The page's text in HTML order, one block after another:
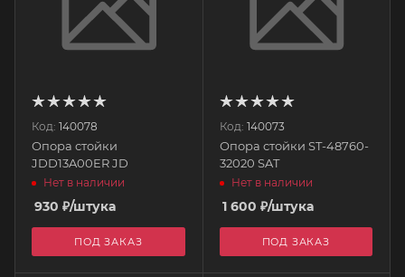
Код: 140078
Опора стойки
JDD13A00ER JD
Нет в наличии
930 ₽/штука
ПОД ЗАКАЗ
Код: 140073
Опора стойки ST-48760-
32020 SAT
Нет в наличии
1 600 ₽/штука
ПОД ЗАКАЗ